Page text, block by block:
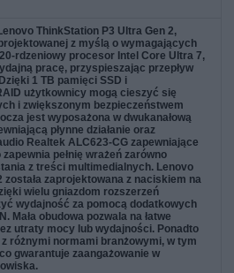
ThinkStation P3 Ultra Gen 2,
z myślą o wymagających
rdzeniowy procesor Intel Core Ultra 7,
pracę, przyspieszając przepływ
1 TB pamięci SSD i
użytkownicy mogą cieszyć się
i zwiększonym bezpieczeństwem
jest wyposażona w dwukanałową
płynne działanie oraz
Realtek ALC623-CG zapewniające
pełnię wrażeń zarówno
z treści multimedialnych. Lenovo
została zaprojektowana z naciskiem na
wielu gniazdom rozszerzeń
wydajność za pomocą dodatkowych
Mała obudowa pozwala na łatwe
utraty mocy lub wydajności. Ponadto
różnymi normami branżowymi, w tym
gwarantuje zaangażowanie w